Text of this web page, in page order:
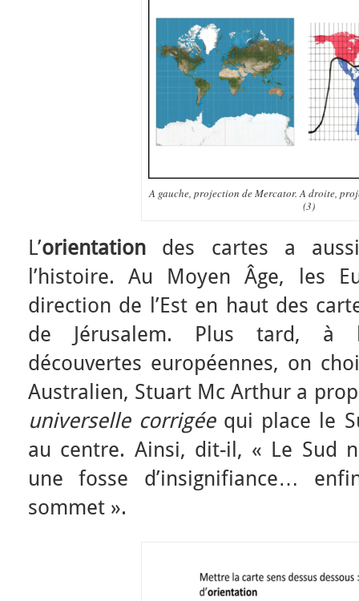
A gauche, projection de Mercator. A droite,
(3)
L’orientation des cartes a
l’histoire. Au Moyen Âge, les
direction de l’Est en haut des
de Jérusalem. Plus tard, à
découvertes européennes, on
Australien, Stuart Mc Arthur a
universelle corrigée qui place le
au centre. Ainsi, dit-il, « Le Sud
une fosse d’insignifiance…
sommet ».